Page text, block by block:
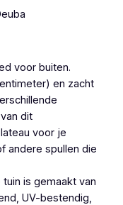
voor buiten.
en zacht
dit
voor je
andere spullen die
is gemaakt van
UV-bestendig,